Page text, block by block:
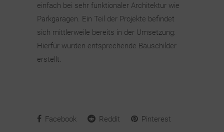
einfach bei sehr funktionaler Architektur wie
Parkgaragen. Ein Teil der Projekte befindet
sich mittlerweile bereits in der Umsetzung:
Hierfür wurden entsprechende Bauschilder
erstellt.
Facebook Reddit Pinterest